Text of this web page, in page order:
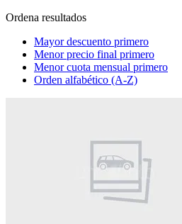
Ordena resultados
Mayor descuento primero
Menor precio final primero
Menor cuota mensual primero
Orden alfabético (A-Z)